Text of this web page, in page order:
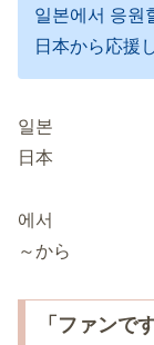
일본에서 응원
日本から応援
일본
日本
에서
～から
「ファンで